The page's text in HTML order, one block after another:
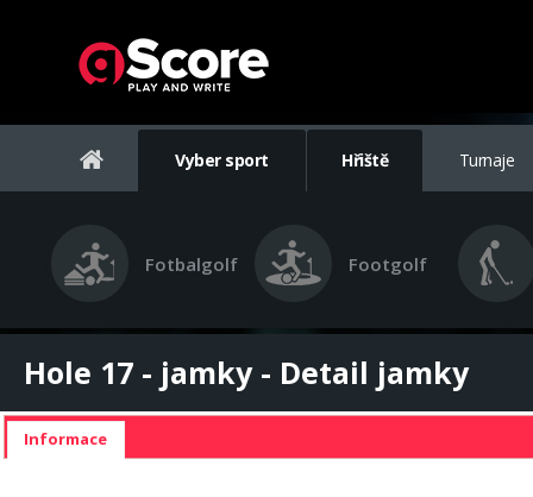
Vyber sport Hřiště Turnaje
Fotbalgolf Footgolf
Hole 17 - jamky - Detail jamky
Informace